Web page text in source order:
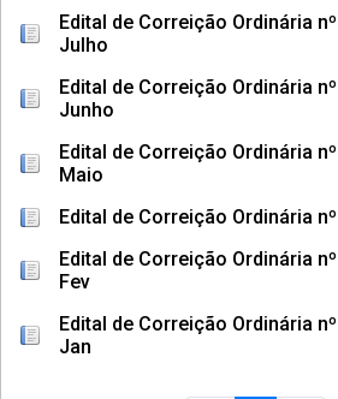
Edital de Correição Ordinária
Julho
Edital de Correição Ordinária
Junho
Edital de Correição Ordinária
Maio
Edital de Correição Ordinária
Edital de Correição Ordinária
Fev
Edital de Correição Ordinária
Jan